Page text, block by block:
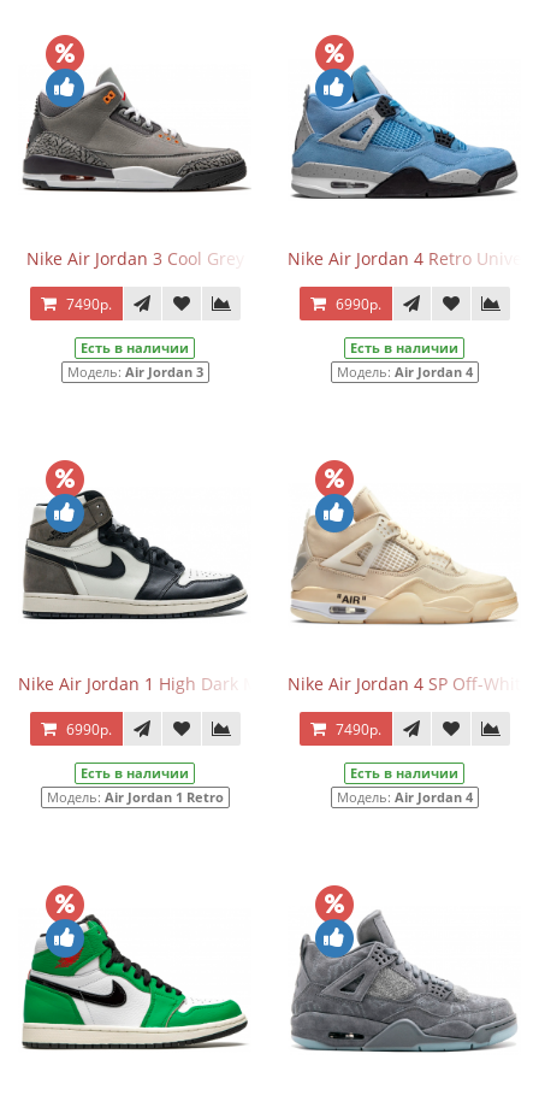
Nike Air Jordan 3 Cool Grey
7490р.
Есть в наличии
Модель: Air Jordan 3
Nike Air Jordan 4 Retro
6990р.
Есть в наличии
Модель: Air Jordan 4
Nike Air Jordan 1 High Dark Mocha
6990р.
Есть в наличии
Модель: Air Jordan 1 Retro
Nike Air Jordan 4 SP Off-White
7490р.
Есть в наличии
Модель: Air Jordan 4